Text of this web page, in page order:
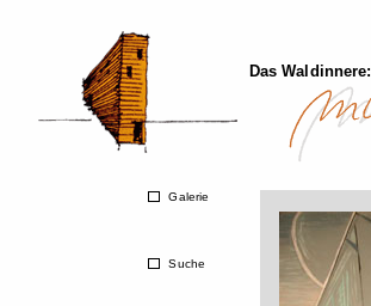
Das Waldinnere:
Galerie
Suche